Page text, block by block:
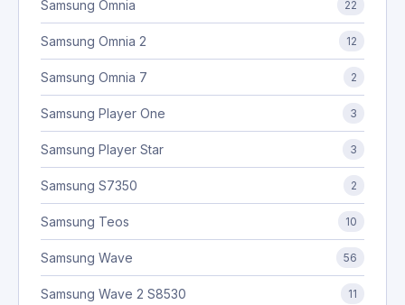
Samsung Omnia 22
Samsung Omnia 2 12
Samsung Omnia 7 2
Samsung Player One 3
Samsung Player Star 3
Samsung S7350 2
Samsung Teos 10
Samsung Wave 56
Samsung Wave 2 S8530 11